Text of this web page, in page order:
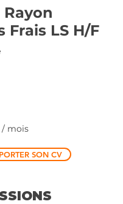
Frais LS H/F
mois
SON CV